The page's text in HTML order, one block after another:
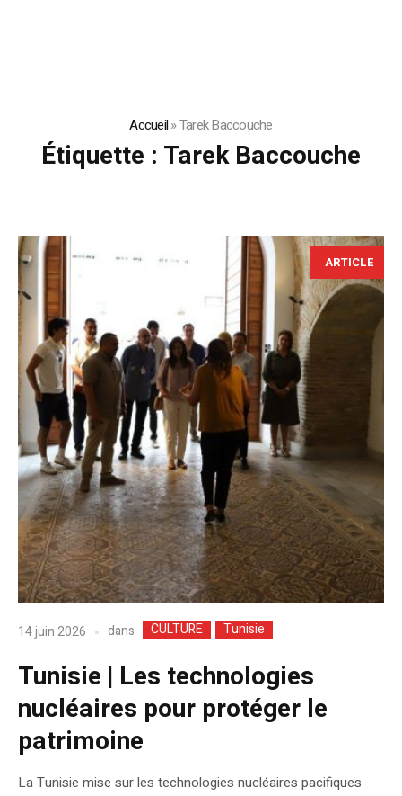
Accueil»Tarek Baccouche
Étiquette : Tarek Baccouche
ARTICLE
14 juin 2026 dans CULTURE Tunisie
Tunisie | Les technologies
nucléaires pour protéger le
patrimoine
La Tunisie mise sur les technologies nucléaires pacifiques